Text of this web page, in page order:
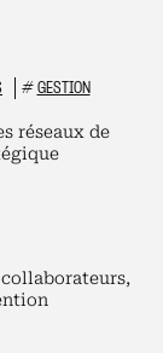
# GESTION
réseaux de